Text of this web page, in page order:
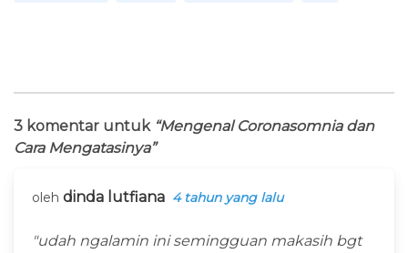
3 komentar untuk “Mengenal Coronasomnia dan
Cara Mengatasinya”
oleh dinda lutfiana 4 tahun yang lalu
"udah ngalamin ini semingguan makasih bgt